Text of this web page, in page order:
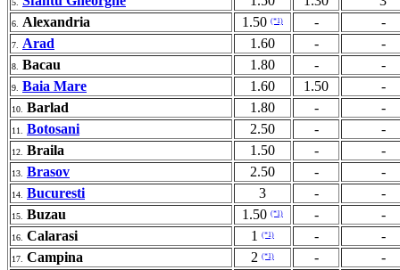
5.
6. Alexandria 1.50 (*1) - -
7. Arad 1.60 - -
8. Bacau 1.80 - -
9. Baia Mare 1.60 1.50 -
10. Barlad 1.80 - -
11. Botosani 2.50 - -
12. Braila 1.50 - -
13. Brasov 2.50 - -
14. Bucuresti 3 - -
15. Buzau 1.50 (*1) - -
16. Calarasi 1 (*1) - -
17. Campina 2 (*1) - -